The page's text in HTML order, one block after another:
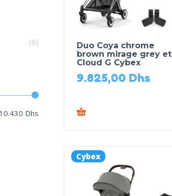
(6)
10.430 Dhs
Duo Coya chrome
brown mirage grey et
Cloud G Cybex
9.825,00 Dhs
Cybex